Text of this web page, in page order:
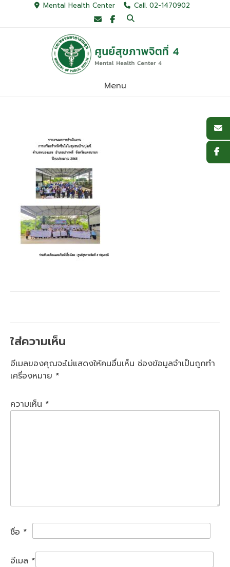
Mental Health Center Call. 02-1470902
Menu
ใส่ความเห็น
อีเมลของคุณจะไม่แสดงให้คนอื่นเห็น ช่องข้อมูลจำเป็นถูกทำ
เครื่องหมาย *
ความเห็น *
ชื่อ *
อีเมล *